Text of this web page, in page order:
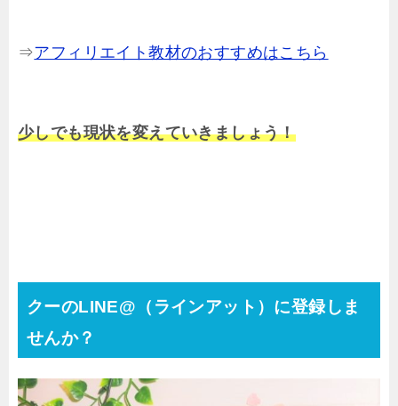
⇒アフィリエイト教材のおすすめはこちら
少しでも現状を変えていきましょう！
クーのLINE@（ラインアット）に登録しま
せんか？